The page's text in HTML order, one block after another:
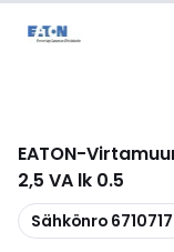
EATON-
2,5 VA lk 0.5
Kopioi
Sähkönro 6710717